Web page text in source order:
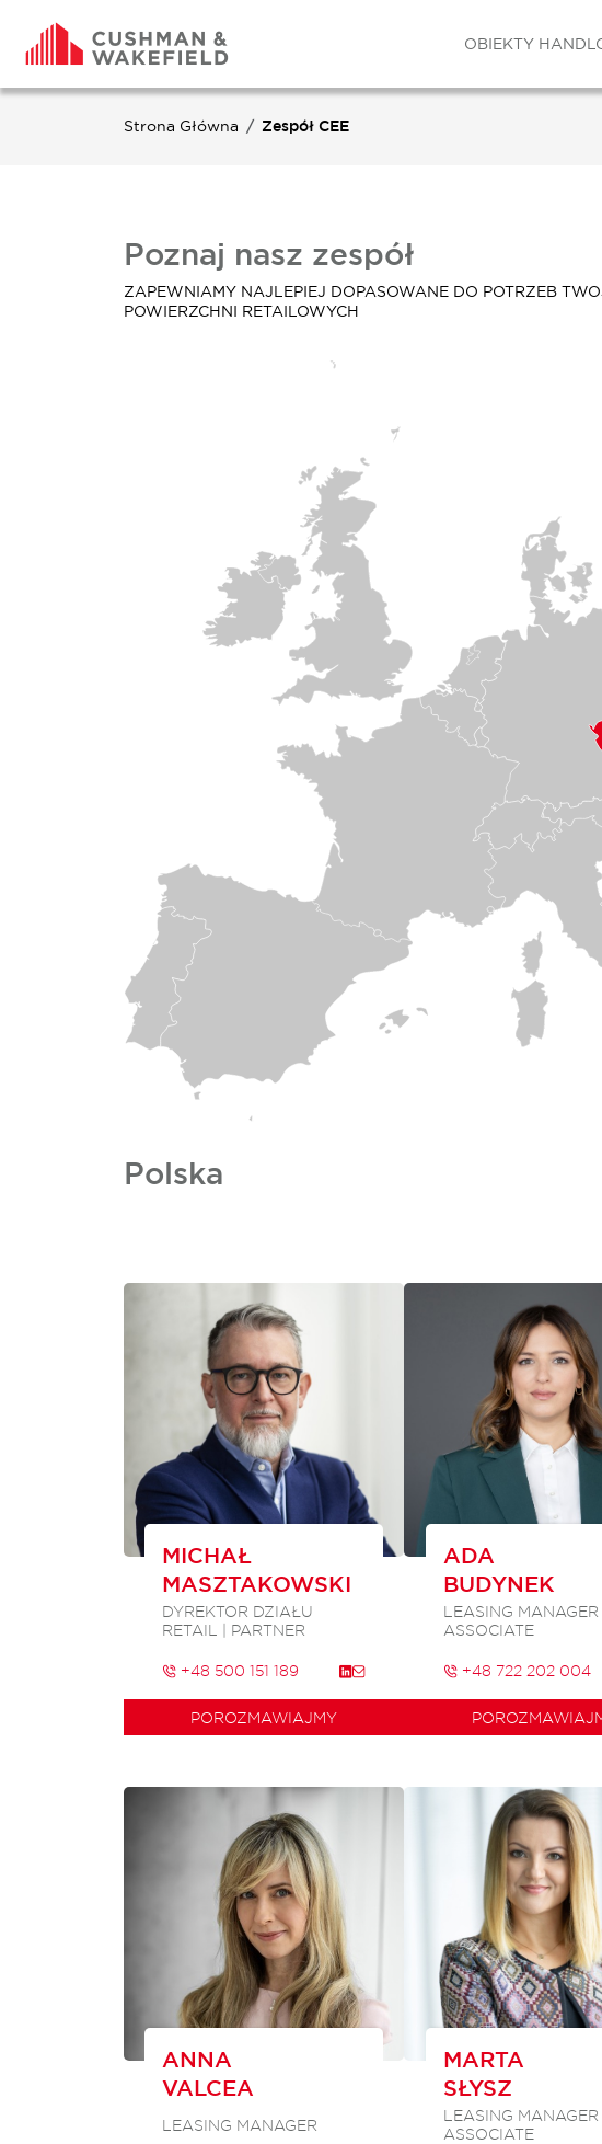
OBIEKTY
Strona Główna Zespół CEE
Poznaj nasz zespół
ZAPEWNIAMY NAJLEPIEJ DOPASOWANE DO POTRZEB
POWIERZCHNI RETAILOWYCH
Polska
MICHAŁ
MASZTAKOWSKI
DYREKTOR DZIAŁU
RETAIL | PARTNER
+48 500 151 189
POROZMAWIAJMY
ADA
BUDYNEK
LEASING MANAGER
ASSOCIATE
+48 722 202 004
ANNA
VALCEA
LEASING MANAGER
MARTA
SŁYSZ
LEASING MANAGER
ASSOCIATE